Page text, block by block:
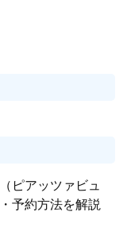
ピアッツァビュ
予約方法を解説